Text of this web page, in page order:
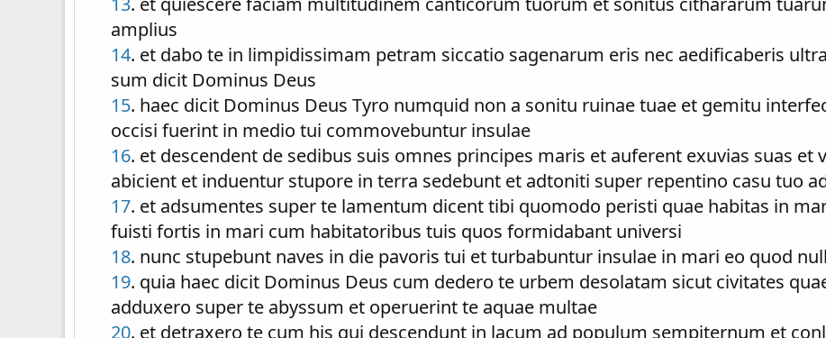
amplius
14. et dabo te in limpidissimam petram siccatio sagenarum eris nec aedificaberis
sum dicit Dominus Deus
15. haec dicit Dominus Deus Tyro numquid non a sonitu ruinae tuae et gemitu
occisi fuerint in medio tui commovebuntur insulae
16. et descendent de sedibus suis omnes principes maris et auferent exuvias suas et
abicient et induentur stupore in terra sedebunt et adtoniti super repentino casu tuo
17. et adsumentes super te lamentum dicent tibi quomodo peristi quae habitas in
fuisti fortis in mari cum habitatoribus tuis quos formidabant universi
18. nunc stupebunt naves in die pavoris tui et turbabuntur insulae in mari eo quod
19. quia haec dicit Dominus Deus cum dedero te urbem desolatam sicut civitates
adduxero super te abyssum et operuerint te aquae multae
20. et detraxero te cum his qui descendunt in lacum ad populum sempiternum et